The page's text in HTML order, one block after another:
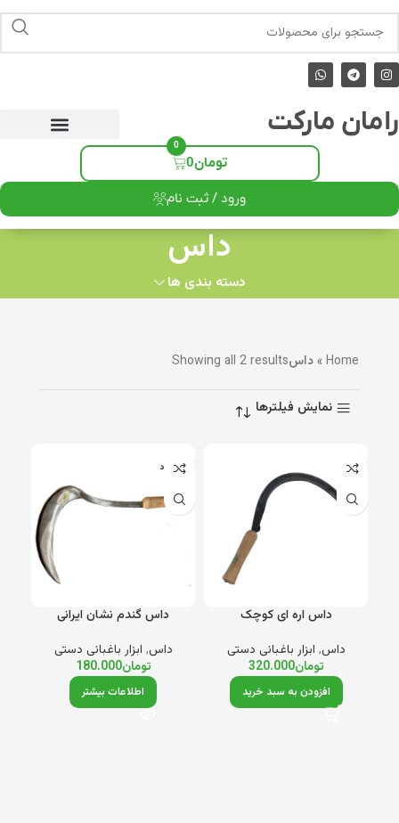
رامان مارکت
تومان0
0
ورود / ثبت نام
داس
دسته بندی ها
Home
»داسShowing all 2 results
نمایش فیلترها
داس اره ای کوچک
داس, ابزار باغبانی دستی
تومان320.000
افزودن به سبد خرید
ناموجود
داس گندم نشان ایرانی
داس, ابزار باغبانی دستی
تومان180.000
اطلاعات بیشتر